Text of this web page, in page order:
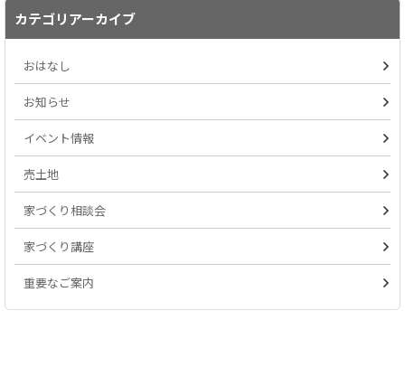
カテゴリアーカイブ
おはなし
お知らせ
イベント情報
売土地
家づくり相談会
家づくり講座
重要なご案内